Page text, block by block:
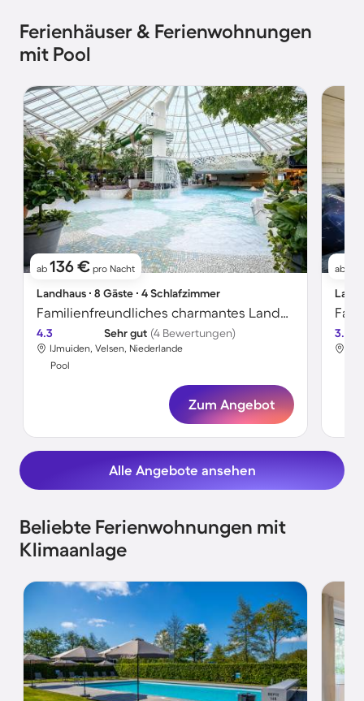
Ferienhäuser & Ferienwohnungen
mit Pool
ab 136 € pro Nacht
Landhaus ∙ 8 Gäste ∙ 4 Schlafzimmer
Familienfreundliches charmantes Landhaus mit beheiztem Pool und Garten | Haustiere sind willkommen
4.3 Sehr gut (4 Bewertungen)
IJmuiden, Velsen, Niederlande
Pool
Zum Angebot
ab
3.6
Alle Angebote ansehen
Beliebte Ferienwohnungen mit
Klimaanlage